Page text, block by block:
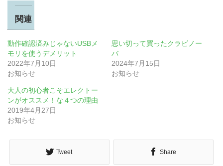
関連
動作確認済みじゃないUSBメ
モリを使うデメリット
2022年7月10日
お知らせ
思い切って買ったクラビノー
バ
2024年7月15日
お知らせ
大人の初心者こそエレクトー
ンがオススメ！な４つの理由
2019年4月27日
お知らせ
Tweet Share